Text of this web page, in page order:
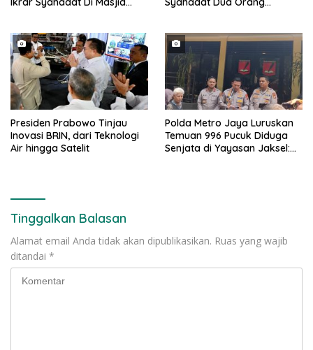
Presiden Prabowo Tinjau
Inovasi BRIN, dari Teknologi
Air hingga Satelit
Polda Metro Jaya Luruskan
Temuan 996 Pucuk Diduga
Senjata di Yayasan Jaksel:
Tinggalkan Balasan
Alamat email Anda tidak akan dipublikasikan. Ruas yang wajib
ditandai *